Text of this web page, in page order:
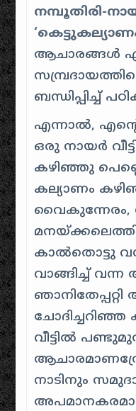
നമ്പൂതിരി-
ആചാരങ്ങൾ
ബന്ധിപ്പിച്ച്
എന്നാൽ,
ഒരു നായർ
കഴിഞ്ഞു
കല്യാണം
വൈകുന്നേരം,
കാൽതൊട്ടു
വാങ്ങിച്ച്
ഞാനിതേപ്പറ്റി
വീട്ടിൽ
നാടിനും